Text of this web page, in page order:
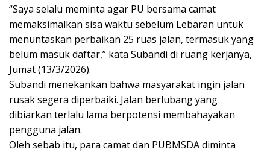
“Saya selalu meminta agar PU bersama camat
memaksimalkan sisa waktu sebelum Lebaran untuk
menuntaskan perbaikan 25 ruas jalan, termasuk yang
belum masuk daftar,” kata Subandi di ruang kerjanya,
Jumat (13/3/2026).
Subandi menekankan bahwa masyarakat ingin jalan
rusak segera diperbaiki. Jalan berlubang yang
dibiarkan terlalu lama berpotensi membahayakan
pengguna jalan.
Oleh sebab itu, para camat dan PUBMSDA diminta